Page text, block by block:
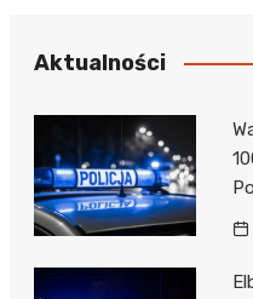
Skarbowy
Policja
Aktualności